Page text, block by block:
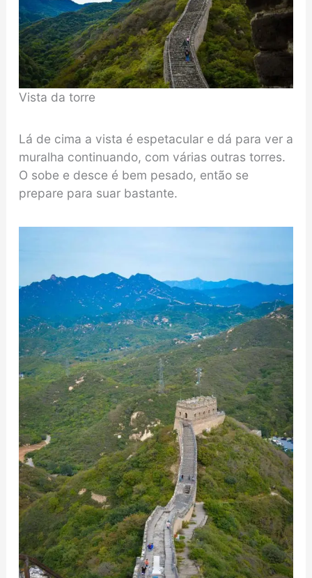
Vista da torre
Lá de cima a vista é espetacular e dá para ver a
muralha continuando, com várias outras torres.
O sobe e desce é bem pesado, então se
prepare para suar bastante.